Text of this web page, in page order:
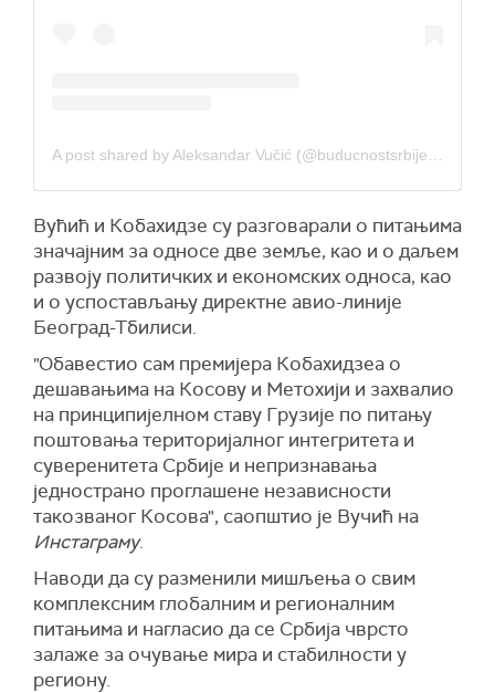
Вућић и Кобахидзе су разговарали о питањима
значајним за односе две земље, као и о даљем
развоју политичких и економских односа, као
и о успостављању директне авио-линије
Београд-Тбилиси.
"Обавестио сам премијера Кобахидзеа о
дешавањима на Косову и Метохији и захвалио
на принципијелном ставу Грузије по питању
поштовања територијалног интегритета и
суверенитета Србије и непризнавања
једнострано проглашене независности
такозваног Косова", саопштио је Вучић на
Инстаграму.
Наводи да су разменили мишљења о свим
комплексним глобалним и регионалним
питањима и нагласио да се Србија чврсто
залаже за очување мира и стабилности у
региону.